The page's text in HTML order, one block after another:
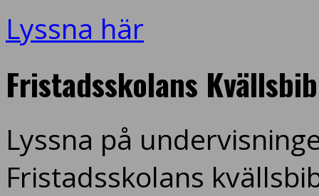
Lyssna här
Fristadsskolans
Lyssna på
Fristadsskolans